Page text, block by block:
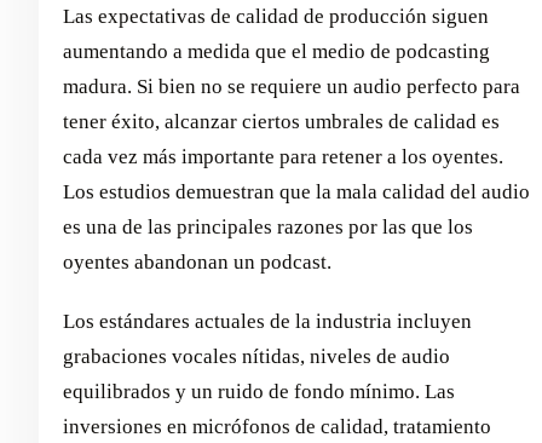
Las expectativas de calidad de producción siguen
aumentando a medida que el medio de podcasting
madura. Si bien no se requiere un audio perfecto para
tener éxito, alcanzar ciertos umbrales de calidad es
cada vez más importante para retener a los oyentes.
Los estudios demuestran que la mala calidad del audio
es una de las principales razones por las que los
oyentes abandonan un podcast.
Los estándares actuales de la industria incluyen
grabaciones vocales nítidas, niveles de audio
equilibrados y un ruido de fondo mínimo. Las
inversiones en micrófonos de calidad, tratamiento